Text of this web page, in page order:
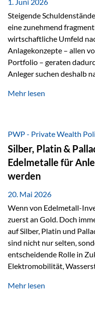
Dennoch sieht…
Steigende
eine zunehmend
wirtschaftliche Umfeld
Anlagekonzepte – allen
Portfolio – geraten
Anleger suchen deshalb
Unsicherheit abzusichern.
monetäre Rolle zurück
bemerkenswerte
Treiber sind Rekordkäufe
Spannungen und ein
ungedeckte
Vertrauensverlust
Mehr lesen
PWP - Private Wealth
Silber, Platin &
Edelmetalle für
werden
20. Mai 2026
Wenn von Edelmetall-
zuerst an Gold. Doch
auf Silber, Platin und
sind nicht nur selten,
entscheidende Rolle in
Elektromobilität,
Faktoren für Investoren –
Mehr lesen